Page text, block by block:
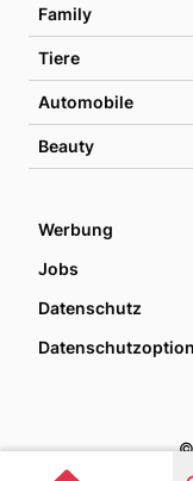
Family
Tiere
Automobile
Beauty
Werbung
Jobs
Datenschutz
©